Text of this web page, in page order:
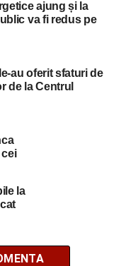
ajung și la
va fi redus pe
au oferit sfaturi de
de la Centrul
cei
la